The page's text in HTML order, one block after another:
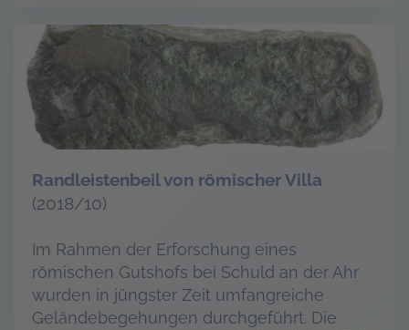
Randleistenbeil von römischer Villa
(2018/10)
Im Rahmen der Erforschung eines
römischen Gutshofs bei Schuld an der Ahr
wurden in jüngster Zeit umfangreiche
Geländebegehungen durchgeführt. Die